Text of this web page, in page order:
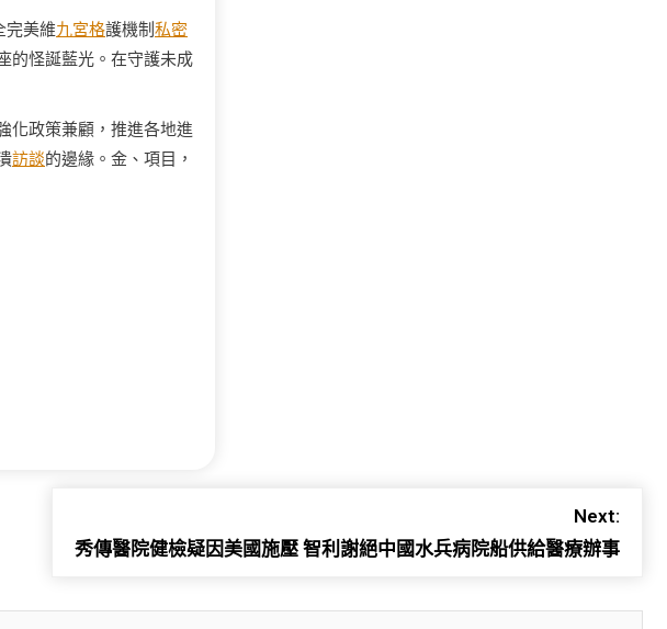
完美維九宮格護機制私密
的怪誕藍光。在守護未成
化政策兼顧，推進各地進
訪談的邊緣。金、項目，
Next:
秀傳醫院健檢疑因美國施壓 智利謝絕中國水兵病院船供給醫療辦事